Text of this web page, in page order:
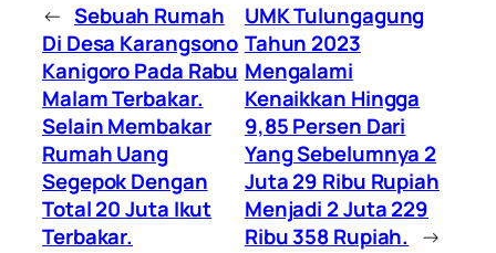
← Sebuah Rumah
Di Desa Karangsono
Kanigoro Pada Rabu
Malam Terbakar.
Selain Membakar
Rumah Uang
Segepok Dengan
Total 20 Juta Ikut
Terbakar.
UMK Tulungagung
Tahun 2023
Mengalami
Kenaikkan Hingga
9,85 Persen Dari
Yang Sebelumnya 2
Juta 29 Ribu Rupiah
Menjadi 2 Juta 229
Ribu 358 Rupiah. →